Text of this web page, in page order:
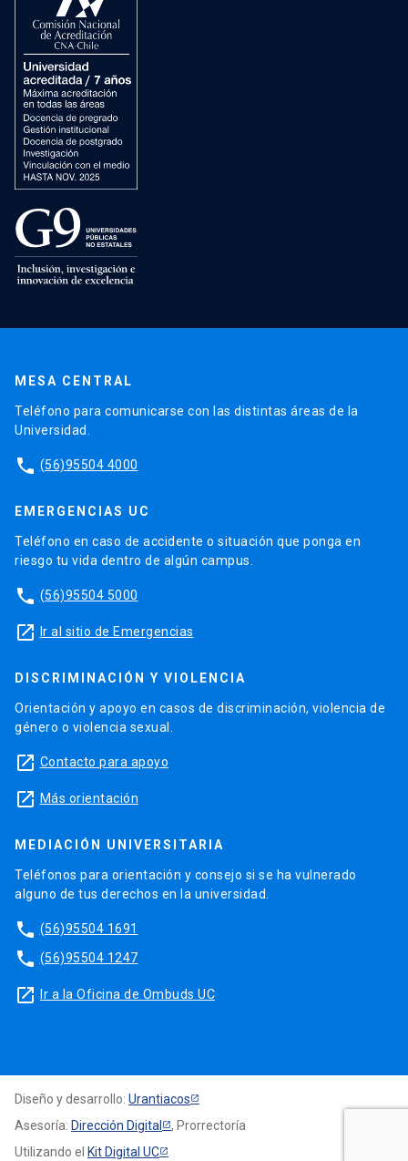
MESA CENTRAL
Teléfono para comunicarse con las distintas áreas de la
Universidad.
phone (56)95504 4000
EMERGENCIAS UC
Teléfono en caso de accidente o situación que ponga en
riesgo tu vida dentro de algún campus.
phone (56)95504 5000
launch Ir al sitio de Emergencias
DISCRIMINACIÓN Y VIOLENCIA
Orientación y apoyo en casos de discriminación, violencia de
género o violencia sexual.
launch Contacto para apoyo
launch Más orientación
MEDIACIÓN UNIVERSITARIA
Teléfonos para orientación y consejo si se ha vulnerado
alguno de tus derechos en la universidad.
phone (56)95504 1691
phone (56)95504 1247
launch Ir a la Oficina de Ombuds UC
Diseño y desarrollo: Urantiacos
Asesoría: Dirección Digital
, Prorrectoría
Utilizando el Kit Digital UC